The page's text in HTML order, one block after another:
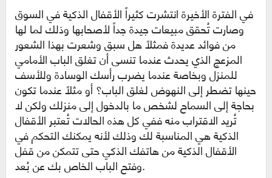
في الفترة الأخيرة انتشرت كثيراً الأقفال الذكية في السوق
وصارت تُحقق مبيعات جيدة جداً لأصحابها وذلك لما لها
من فوائد عديدة فمثلاً هل سبق وشعرت بهذا الشعور
المزعج الذي يحدث عندما تنسى أن تغلق الباب الأمامي
للمنزل وبخاصة عندما يضرب رأسك الوسادة وللأسف
حينها تضطر إلى النهوض لغلق الباب؟ أو مثلاً عندما تكون
بحاجة إلى السماح لشخص ما بالدخول إلى منزلك ولكن لا
تُريد الاقتراب منه ففي كل هذه الحالات تُعتبر الأقفال
الذكية هي المناسبة لك وذلك لأنه يمكنك التحكم في
الأقفال الذكية من هاتفك الذكي حتى تتمكن من قفل
وفتح الباب الخاص بك عن بُعد.